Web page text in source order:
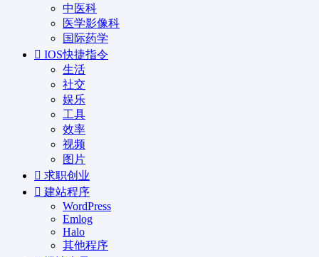
中医科
医学影像科
国际药学
IOS快捷指令
生活
社交
娱乐
工具
效率
视频
图片
求职创业
建站程序
WordPress
Emlog
Halo
其他程序